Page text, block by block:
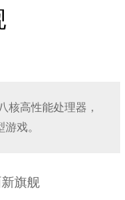
核高性能处理器，
戏。